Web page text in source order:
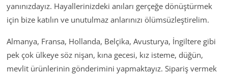
yanınızdayız. Hayallerinizdeki anıları gerçeğe dönüştürmek
için bize katılın ve unutulmaz anlarınızı ölümsüzleştirelim.
Almanya, Fransa, Hollanda, Belçika, Avusturya, İngiltere gibi
pek çok ülkeye söz nişan, kına gecesi, kız isteme, düğün,
mevlit ürünlerinin gönderimini yapmaktayız. Sipariş vermek